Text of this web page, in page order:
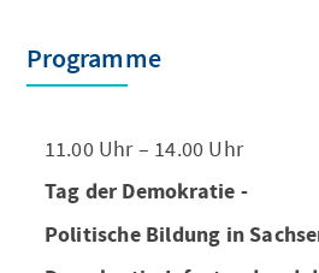
Programme
11.00 Uhr – 14.00 Uhr
Tag der Demokratie -
Politische Bildung in